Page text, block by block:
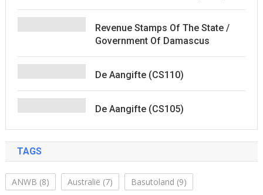
Revenue Stamps Of The State /
Government Of Damascus
De Aangifte (CS110)
De Aangifte (CS105)
TAGS
ANWB (8) Australië (7) Basutoland (9)